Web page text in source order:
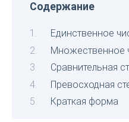
Содержание
Единственное
Множественное
Сравнительная
Превосходная
Краткая форма